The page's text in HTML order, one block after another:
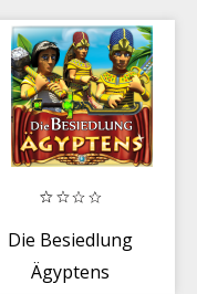
Die Besiedlung
Ägyptens